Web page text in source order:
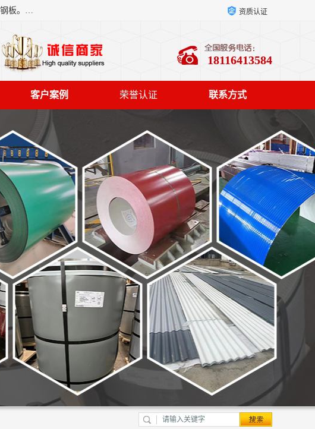
上海轩本实业有限公司主营产品：宝钢彩钢板、宝钢彩钢卷、宝钢彩涂板、宝钢彩涂卷、宝钢高耐候彩钢板，宝钢氟碳彩钢板。是一家集钢铁贸易，物流、加工为一体的产业全配套公司。 资质认证
18116413584
客户案例 荣誉认证 联系方式